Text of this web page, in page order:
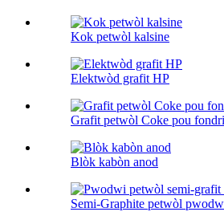
Kok petwòl kalsine
Elektwòd grafit HP
Grafit petwòl Coke pou
Blòk kabòn anod
Semi-Graphite petwòl